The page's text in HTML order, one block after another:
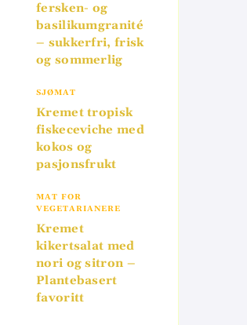
fersken- og
basilikumgranité
– sukkerfri, frisk
og sommerlig
SJØMAT
Kremet tropisk
fiskeceviche med
kokos og
pasjonsfrukt
MAT FOR
VEGETARIANERE
Kremet
kikertsalat med
nori og sitron –
Plantebasert
favoritt